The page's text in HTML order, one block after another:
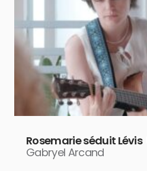
Rosemarie séduit Lévis
Gabryel Arcand